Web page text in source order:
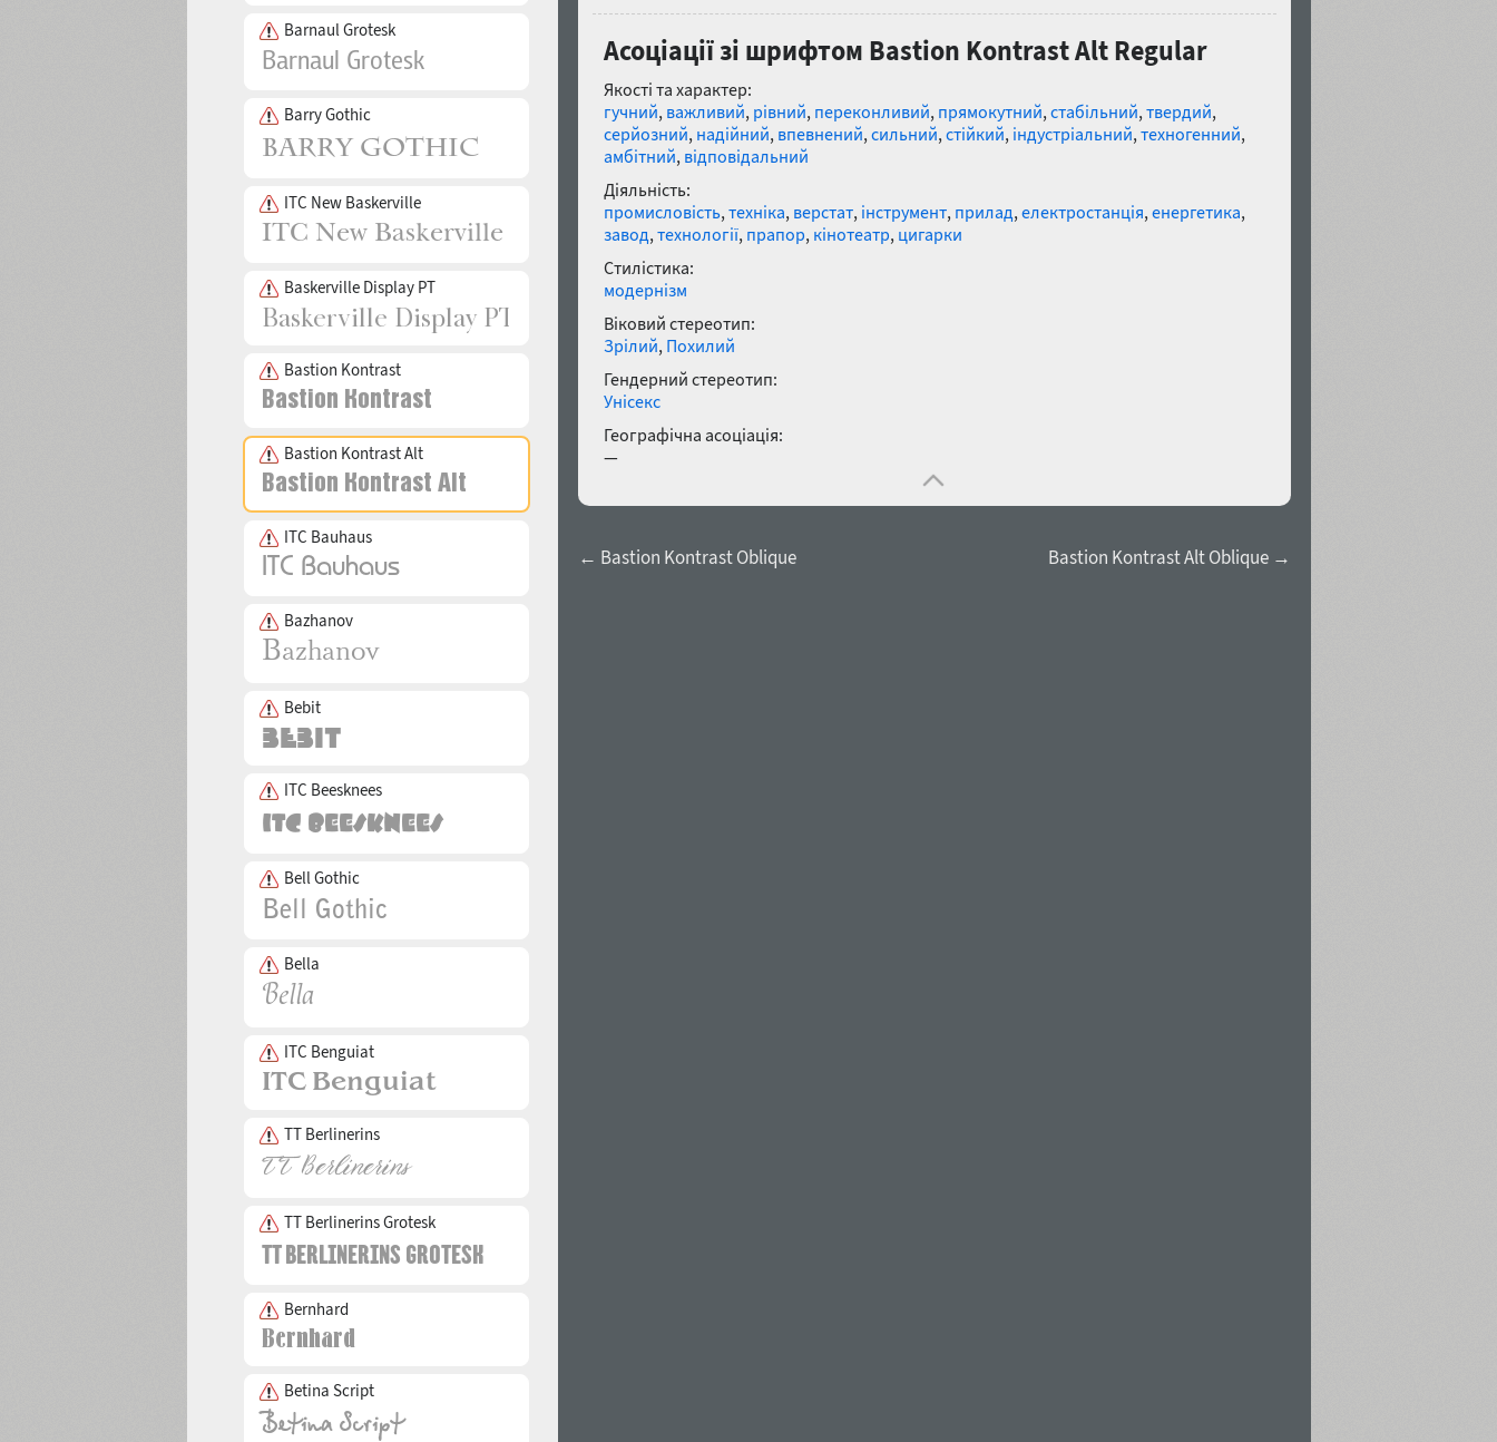
Barnaul Grotesk
Barry Gothic
ITC New Baskerville
Baskerville Display PT
Bastion Kontrast
Bastion Kontrast Alt
ITC Bauhaus
Bazhanov
Bebit
ITC Beesknees
Bell Gothic
Bella
ITC Benguiat
TT Berlinerins
TT Berlinerins Grotesk
Bernhard
Betina Script
Асоціації зі шрифтом Bastion Kontrast Alt Regular
Якості та характер:
гучний, важливий, рівний, переконливий, прямокутний,стабільний,твердий,
серйозний, надійний, впевнений,сильний,стійкий, індустріальний,техногенний,
амбітний, відповідальний
Діяльність:
промисловість,техніка, верстат, інструмент, прилад,електростанція,енергетика,
завод,технології, прапор, кінотеатр, цигарки
Стилістика:
модернізм
Віковий стереотип:
Зрілий, Похилий
Гендерний стереотип:
Унісекс
Географічна асоціація:
—
← Bastion Kontrast Oblique Bastion Kontrast Alt Oblique →